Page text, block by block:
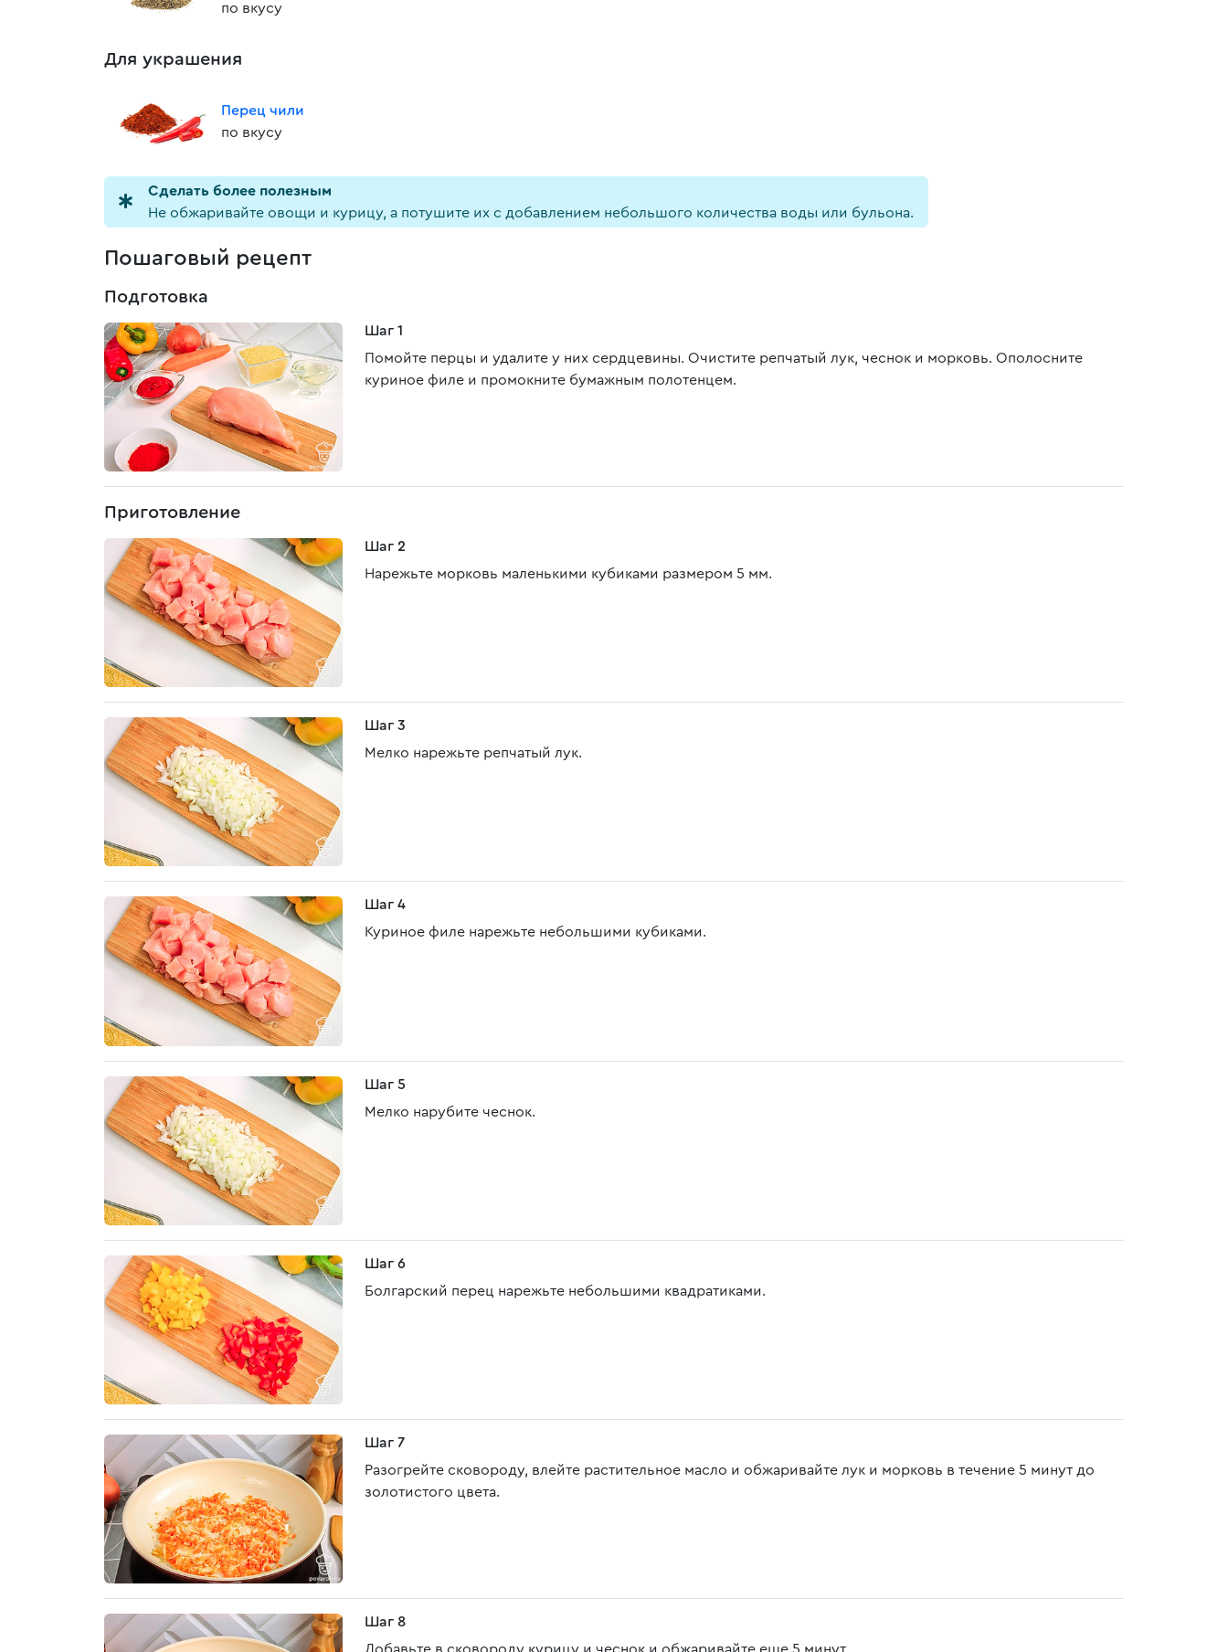
по вкусу
Для украшения
Перец чили
по вкусу
Cделать более полезным
Не обжаривайте овощи и курицу, а потушите их с добавлением небольшого количества воды или бульона.
Пошаговый рецепт
Подготовка
Шаг 1
Помойте перцы и удалите у них сердцевины. Очистите репчатый лук, чеснок и морковь. Ополосните
куриное филе и промокните бумажным полотенцем.
Приготовление
Шаг 2
Нарежьте морковь маленькими кубиками размером 5 мм.
Шаг 3
Мелко нарежьте репчатый лук.
Шаг 4
Куриное филе нарежьте небольшими кубиками.
Шаг 5
Мелко нарубите чеснок.
Шаг 6
Болгарский перец нарежьте небольшими квадратиками.
Шаг 7
Разогрейте сковороду, влейте растительное масло и обжаривайте лук и морковь в течение 5 минут до
золотистого цвета.
Шаг 8